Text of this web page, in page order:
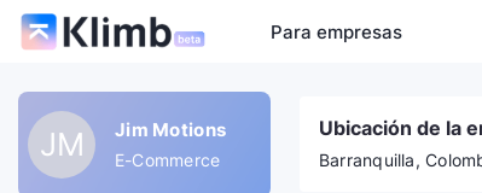
Para empresas
JM Jim Motions
E-Commerce
Ubicación de la
Barranquilla,